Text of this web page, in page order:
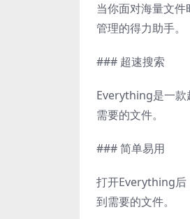
当你面对海量文
管理的得力助手。
### 超速搜索
Everything是一款
需要的文件。
### 简单易用
打开Everything后
到需要的文件。